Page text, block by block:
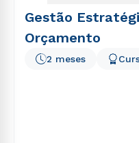
Gestão
Orçamento
2 meses